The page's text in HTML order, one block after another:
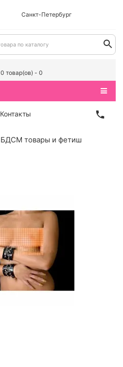
Санкт-Петербург
0 товар(ов) - 0
Контакты
БДСМ товары и фетиш